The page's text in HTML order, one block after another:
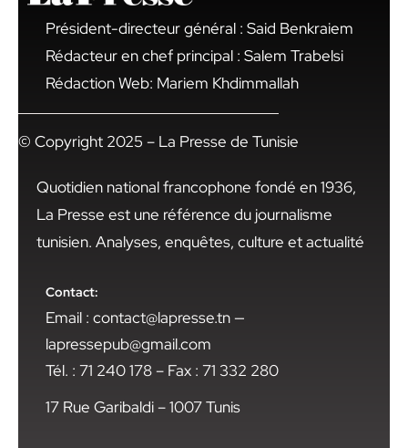
Président-directeur général : Said Benkraiem
Rédacteur en chef principal : Salem Trabelsi
Rédaction Web: Mariem Khdimmallah
© Copyright 2025 – La Presse de Tunisie
Quotidien national francophone fondé en 1936,
La Presse est une référence du journalisme
tunisien. Analyses, enquêtes, culture et actualité
Contact:
Email : contact@lapresse.tn —
lapressepub@gmail.com
Tél. : 71 240 178 – Fax : 71 332 280
17 Rue Garibaldi – 1007 Tunis